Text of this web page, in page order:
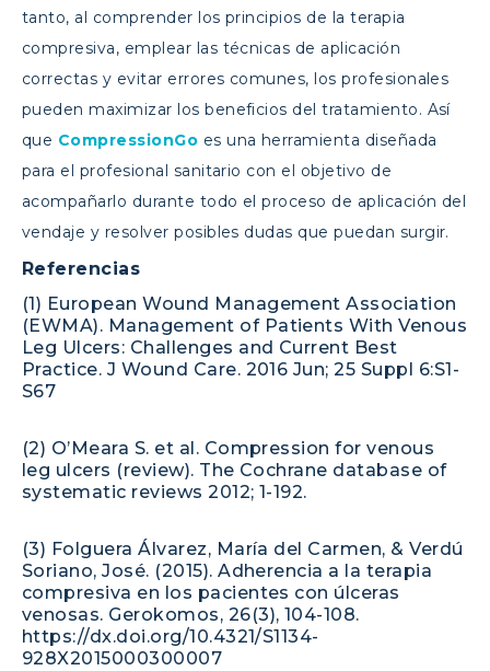
tanto, al comprender los principios de la terapia
compresiva, emplear las técnicas de aplicación
correctas y evitar errores comunes, los profesionales
pueden maximizar los beneficios del tratamiento. Así
que CompressionGo es una herramienta diseñada
para el profesional sanitario con el objetivo de
acompañarlo durante todo el proceso de aplicación del
vendaje y resolver posibles dudas que puedan surgir.
Referencias
(1) European Wound Management Association
(EWMA). Management of Patients With Venous
Leg Ulcers: Challenges and Current Best
Practice. J Wound Care. 2016 Jun; 25 Suppl 6:S1-
S67
(2) O’Meara S. et al. Compression for venous
leg ulcers (review). The Cochrane database of
systematic reviews 2012; 1-192.
(3) Folguera Álvarez, María del Carmen, & Verdú
Soriano, José. (2015). Adherencia a la terapia
compresiva en los pacientes con úlceras
venosas. Gerokomos, 26(3), 104-108.
https://dx.doi.org/10.4321/S1134-
928X2015000300007